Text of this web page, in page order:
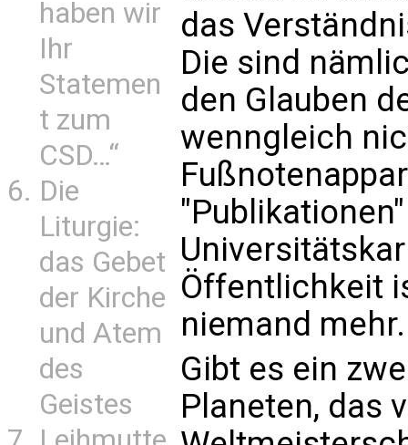
haben wir
Ihr
Statemen
t zum
CSD…“
Die
Liturgie:
das Gebet
der Kirche
und Atem
des
Geistes
das
Die sind
den Glauben
wenngleich
Öffentlichkeit
niemand mehr.
Gibt es ein
Planeten, das